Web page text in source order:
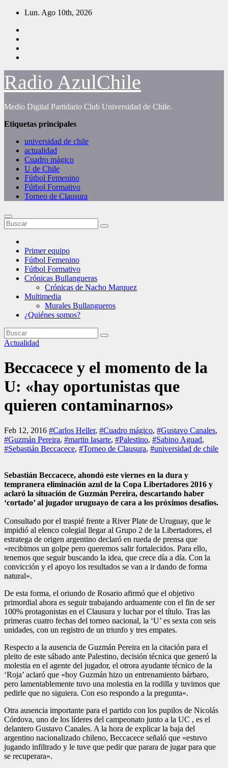
Saltar
contenido
Lun. Ago 10th, 2026
Radio AzulChile
Medio Digital Partidario Club Universidad de Chile.
Etiquetas principales
universidad de chile
actualidad
Cuadro mágico
U de Chile
Fútbol Femenino
Fútbol Formativo
Torneo de Clausura
Primer equipo
Fútbol Femenino
Fútbol Formativo
Crónicas Bullangueras
Crónicas de Nacho Marquez
Multimedia
Murales Bullangueros
¿Quiénes somos?
Actualidad
Beccacece y el momento de la
U: «hay oportunistas que
quieren contaminarnos»
Feb 12, 2016 #Carlos Heller, #Cuadro mágico, #Gustavo Canales,
#Guzmán Pereira, #martin lasarte, #Palestino, #Sabino Aguad,
#Sebastián Beccacece, #Torneo de Clausura, #universidad de chile
Sebastián Beccacece, ahondó este viernes en la dura y
tempranera eliminación azul de la Copa Libertadores 2016 y
aclaró la situación de Guzmán Pereira, descartando haber
‘cortado’ al jugador uruguayo de cara a los próximos desafíos.
Consultado por el traspié frente a River Plate de Uruguay, que le
impidió al elenco colegial llegar al Grupo 2 de la Libertadores, el
estratega de origen argentino declaró en rueda de prensa que
«recibimos un golpe pero queremos salir fortalecidos. Para ello,
tenemos que seguir buscando la idea, que crece día a día. Con la
convicción y el apoyo los resultados se van a ir dando de forma
natural».
De esta forma, el oriundo de Rosario afirmó que el objetivo
primordial ahora es seguir trabajando arduamente con el fin de ser
100% protagonistas en el Clausura y luchar por el título. Tras las
primeras cuatro fechas del torneo nacional, la ‘U’ es sexta con seis
unidades, con un registro de un triunfo y tres empates.
Respecto a la ausencia de Guzmán Pereira en la citación para el
pleito de este sábado ante Palestino, decisión técnica que generó la
molestia en el agente del jugador, el otrora ayudante técnico de la
‘Roja’ aclaró que «hoy Guzmán hizo un entrenamiento bárbaro,
pero lamentablemente tuvo una molestia en la rodilla y tuvimos que
pedirle que no siguiera. Con eso respondo a la pregunta».
Otra ausencia importante para el partido con los pupilos de Nicolás
Córdova, uno de los líderes del campeonato junto a la UC , es el
delantero Gustavo Canales. A la hora de explicar la baja del
argentino nacionalizado chileno, Beccacece señaló que «estuvo
jugando infiltrado y le tuve que pedir que parara de jugar para que
se recuperara».